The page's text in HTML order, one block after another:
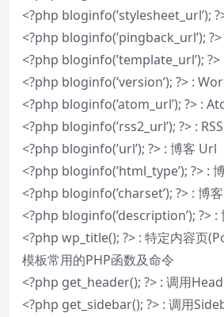
<?php bloginfo(’stylesheet_url’);
<?php bloginfo(’pingback_url’);
<?php bloginfo(’template_url’); ?>
<?php bloginfo(’version’); ?> :
<?php bloginfo(’atom_url’); ?> :
<?php bloginfo(’rss2_url’); ?> :
<?php bloginfo(’url’); ?> : 博客 Url
<?php bloginfo(’html_type’); ?> :
<?php bloginfo(’charset’); ?> : 博
<?php bloginfo(’description’); ?> :
<?php wp_title(); ?> : 特定内容页
模板常用的PHP函数及命令
<?php get_header(); ?> : 调用
<?php get_sidebar(); ?> : 调用